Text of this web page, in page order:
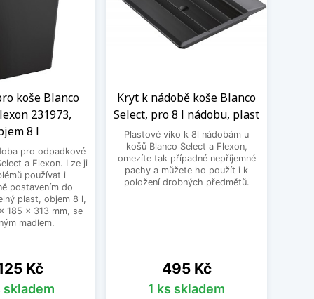
koše Blanco
231973,
8 l
pro odpadkové
a Flexon. Lze ji
používat i
postavením do
plast, objem 8 l,
185 x 313 mm, se
madlem.
Kč
skladem
Kryt k nádobě koše Blanco
Select, pro 8 l nádobu, plast
Plastové víko k 8l nádobám u
košů Blanco Select a Flexon,
omezíte tak případné nepříjemné
pachy a můžete ho použít i k
položení drobných předmětů.
Cena
495 Kč
1 ks skladem